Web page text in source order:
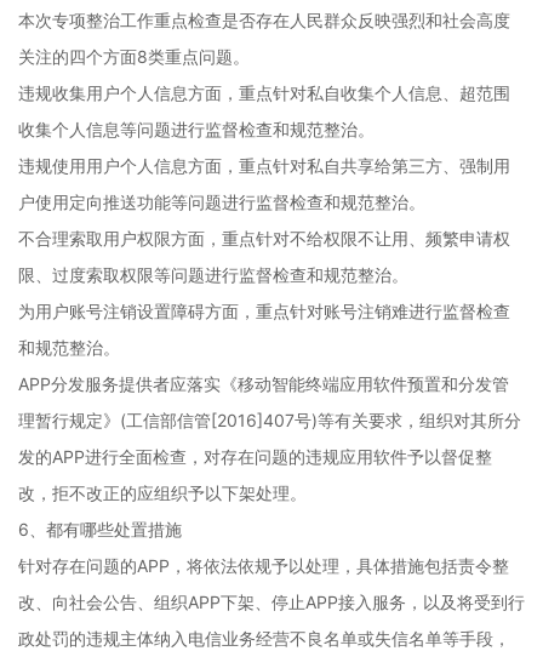
本次专项整治工作重点检查是否存在人民群众反映强烈和社会高度
关注的四个方面8类重点问题。
违规收集用户个人信息方面，重点针对私自收集个人信息、超范围
收集个人信息等问题进行监督检查和规范整治。
违规使用用户个人信息方面，重点针对私自共享给第三方、强制用
户使用定向推送功能等问题进行监督检查和规范整治。
不合理索取用户权限方面，重点针对不给权限不让用、频繁申请权
限、过度索取权限等问题进行监督检查和规范整治。
为用户账号注销设置障碍方面，重点针对账号注销难进行监督检查
和规范整治。
APP分发服务提供者应落实《移动智能终端应用软件预置和分发管
理暂行规定》(工信部信管[2016]407号)等有关要求，组织对其所分
发的APP进行全面检查，对存在问题的违规应用软件予以督促整
改，拒不改正的应组织予以下架处理。
6、都有哪些处置措施
针对存在问题的APP，将依法依规予以处理，具体措施包括责令整
改、向社会公告、组织APP下架、停止APP接入服务，以及将受到行
政处罚的违规主体纳入电信业务经营不良名单或失信名单等手段，